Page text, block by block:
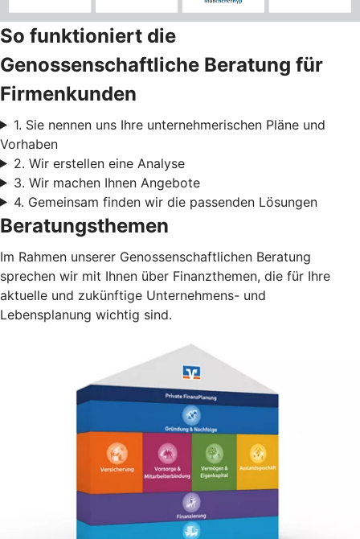
So funktioniert die
Genossenschaftliche Beratung für
Firmenkunden
1. Sie nennen uns Ihre unternehmerischen Pläne und
Vorhaben
2. Wir erstellen eine Analyse
3. Wir machen Ihnen Angebote
4. Gemeinsam finden wir die passenden Lösungen
Beratungsthemen
Im Rahmen unserer Genossenschaftlichen Beratung
sprechen wir mit Ihnen über Finanzthemen, die für Ihre
aktuelle und zukünftige Unternehmens- und
Lebensplanung wichtig sind.